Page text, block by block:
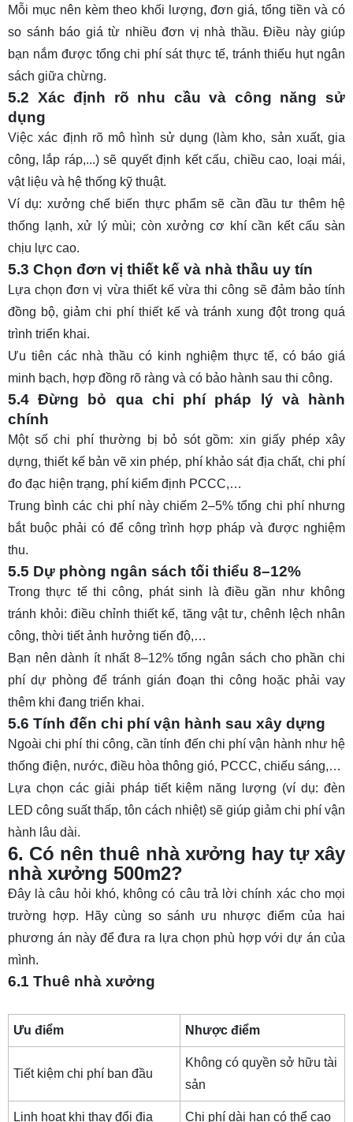
Mỗi mục nên kèm theo khối lượng, đơn giá, tổng tiền và có
so sánh báo giá từ nhiều đơn vị nhà thầu. Điều này giúp
bạn nắm được tổng chi phí sát thực tế, tránh thiếu hụt ngân
sách giữa chừng.
5.2 Xác định rõ nhu cầu và công năng sử
dụng
Việc xác định rõ mô hình sử dụng (làm kho, sản xuất, gia
công, lắp ráp,...) sẽ quyết định kết cấu, chiều cao, loại mái,
vật liệu và hệ thống kỹ thuật.
Ví dụ: xưởng chế biến thực phẩm sẽ cần đầu tư thêm hệ
thống lạnh, xử lý mùi; còn xưởng cơ khí cần kết cấu sàn
chịu lực cao.
5.3 Chọn đơn vị thiết kế và nhà thầu uy tín
Lựa chọn đơn vị vừa thiết kế vừa thi công sẽ đảm bảo tính
đồng bộ, giảm chi phí thiết kế và tránh xung đột trong quá
trình triển khai.
Ưu tiên các nhà thầu có kinh nghiệm thực tế, có báo giá
minh bạch, hợp đồng rõ ràng và có bảo hành sau thi công.
5.4 Đừng bỏ qua chi phí pháp lý và hành
chính
Một số chi phí thường bị bỏ sót gồm: xin giấy phép xây
dựng, thiết kế bản vẽ xin phép, phí khảo sát địa chất, chi phí
đo đạc hiện trạng, phí kiểm định PCCC,…
Trung bình các chi phí này chiếm 2–5% tổng chi phí nhưng
bắt buộc phải có để công trình hợp pháp và được nghiệm
thu.
5.5 Dự phòng ngân sách tối thiểu 8–12%
Trong thực tế thi công, phát sinh là điều gần như không
tránh khỏi: điều chỉnh thiết kế, tăng vật tư, chênh lệch nhân
công, thời tiết ảnh hưởng tiến độ,…
Bạn nên dành ít nhất 8–12% tổng ngân sách cho phần chi
phí dự phòng để tránh gián đoạn thi công hoặc phải vay
thêm khi đang triển khai.
5.6 Tính đến chi phí vận hành sau xây dựng
Ngoài chi phí thi công, cần tính đến chi phí vận hành như hệ
thống điện, nước, điều hòa thông gió, PCCC, chiếu sáng,…
Lựa chọn các giải pháp tiết kiệm năng lượng (ví dụ: đèn
LED công suất thấp, tôn cách nhiệt) sẽ giúp giảm chi phí vận
hành lâu dài.
6. Có nên thuê nhà xưởng hay tự xây
nhà xưởng 500m2?
Đây là câu hỏi khó, không có câu trả lời chính xác cho mọi
trường hợp. Hãy cùng so sánh ưu nhược điểm của hai
phương án này để đưa ra lựa chọn phù hợp với dự án của
mình.
6.1 Thuê nhà xưởng
Ưu điểm Nhược điểm
Tiết kiệm chi phí ban đầu
Không có quyền sở hữu tài
sản
Linh hoạt khi thay đổi địa Chi phí dài hạn có thể cao